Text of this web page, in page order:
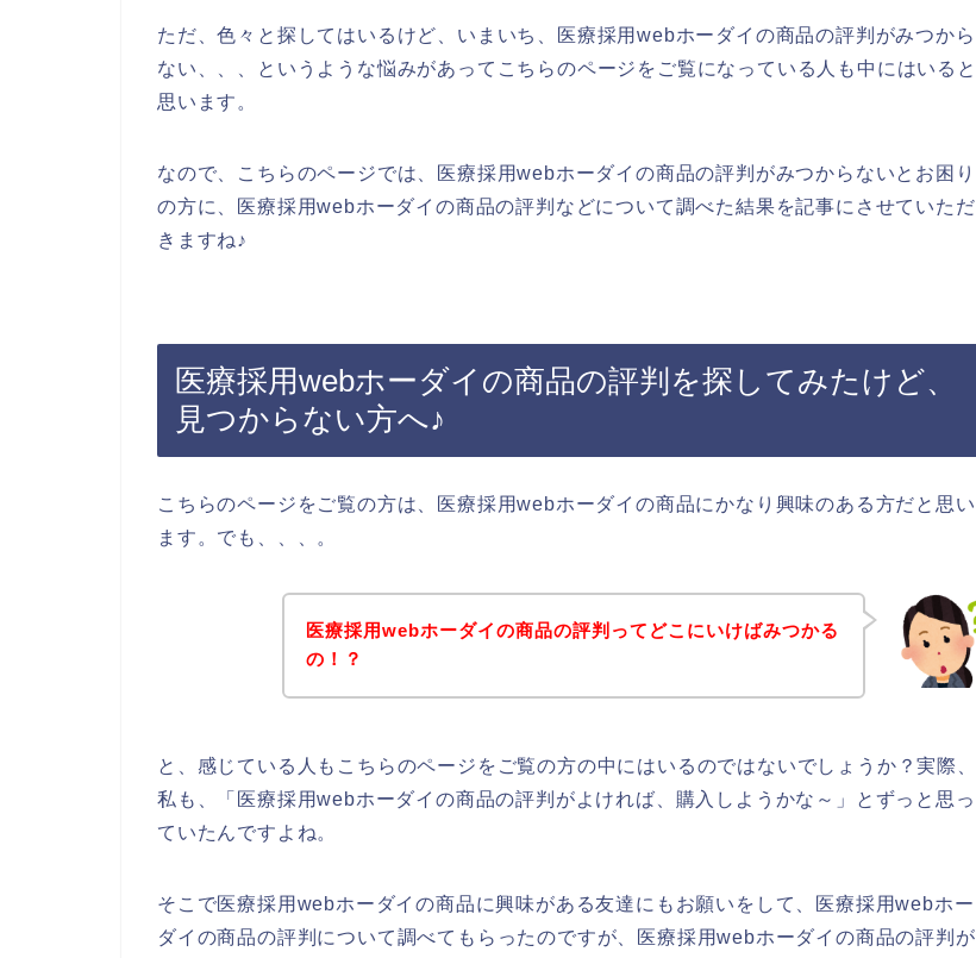
ただ、色々と探してはいるけど、いまいち、医療採用webホーダイの商品の評判がみつから
ない、、、というような悩みがあってこちらのページをご覧になっている人も中にはいると
思います。
なので、こちらのページでは、医療採用webホーダイの商品の評判がみつからないとお困り
の方に、医療採用webホーダイの商品の評判などについて調べた結果を記事にさせていただ
きますね♪
医療採用webホーダイの商品の評判を探してみたけど、
見つからない方へ♪
こちらのページをご覧の方は、医療採用webホーダイの商品にかなり興味のある方だと思い
ます。でも、、、。
医療採用webホーダイの商品の評判ってどこにいけばみつかる
の！？
と、感じている人もこちらのページをご覧の方の中にはいるのではないでしょうか？実際、
私も、「医療採用webホーダイの商品の評判がよければ、購入しようかな～」とずっと思っ
ていたんですよね。
そこで医療採用webホーダイの商品に興味がある友達にもお願いをして、医療採用webホー
ダイの商品の評判について調べてもらったのですが、医療採用webホーダイの商品の評判が